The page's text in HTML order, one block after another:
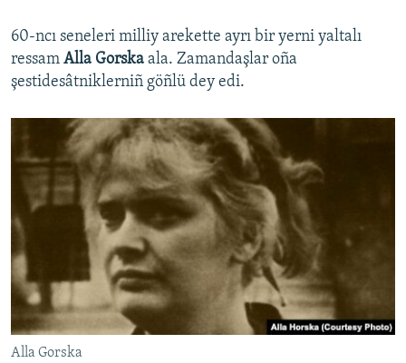
60-ncı seneleri milliy arekette ayrı bir yerni yaltalı
ressam Alla Gorska ala. Zamandaşlar oña
şestidesâtniklerniñ göñlü dey edi.
Alla Gorska